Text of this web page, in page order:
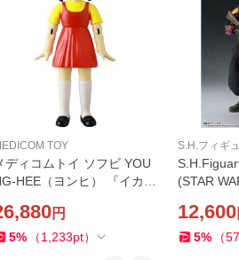
TOY
ディコムトイ ソフビ YOU
HEE（ヨンヒ） 『イカゲ
円
5% （1,233pt）
S.H.フィギ
(STAR
ンダロリア
12,600
5% （